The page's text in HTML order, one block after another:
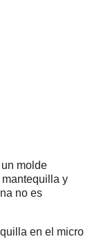
molde
y
no es
en el micro